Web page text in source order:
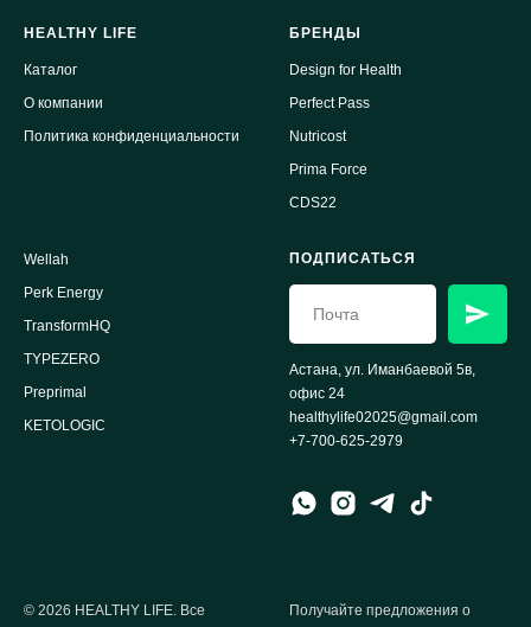
HEALTHY LIFE
Каталог
О компании
Политика конфиденциальности
БРЕНДЫ
Design for Health
Perfect Pass
Nutricost
Prima Force
CDS22
Wellah
Perk Energy
TransformHQ
TYPEZERO
Preprimal
KETOLOGIC
ПОДПИСАТЬСЯ
Астана, ул. Иманбаевой 5в,
офис 24
healthylife02025@gmail.com
+7-700-625-2979
© 2026 HEALTHY LIFE. Все
Получайте предложения о